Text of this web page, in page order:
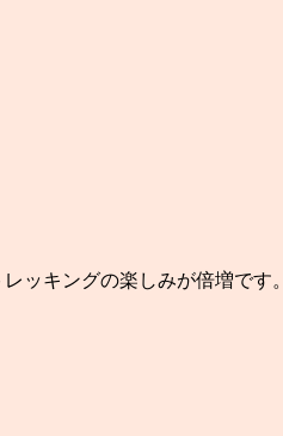
ッキングの楽しみが倍増です。